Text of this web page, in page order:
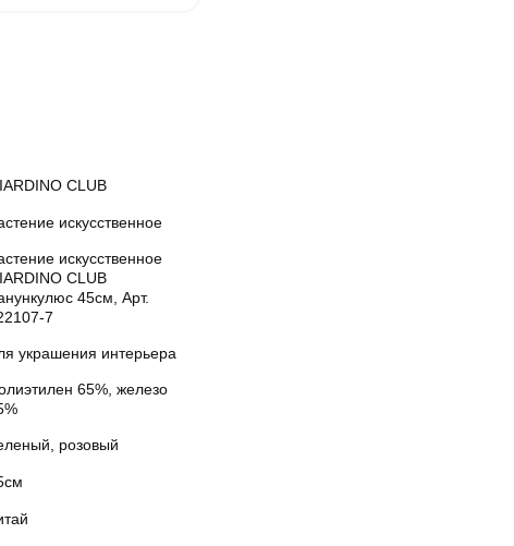
CLUB
искусственное
искусственное
CLUB
45см, Арт.
7
украшения интерьера
65%, железо
розовый